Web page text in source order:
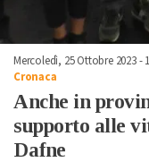
Mercoledì, 25 Ottobre 2023 -
Cronaca
Anche in
supporto alle
Dafne